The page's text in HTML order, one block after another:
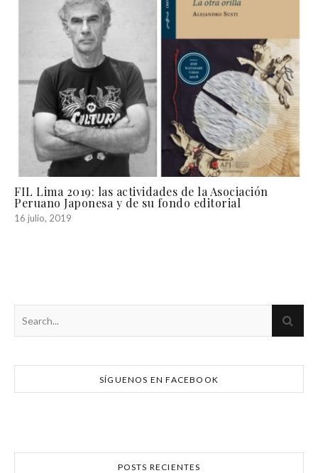
FIL Lima 2019: las actividades de la Asociación
Peruano Japonesa y de su fondo editorial
16 julio, 2019
SÍGUENOS EN FACEBOOK
POSTS RECIENTES